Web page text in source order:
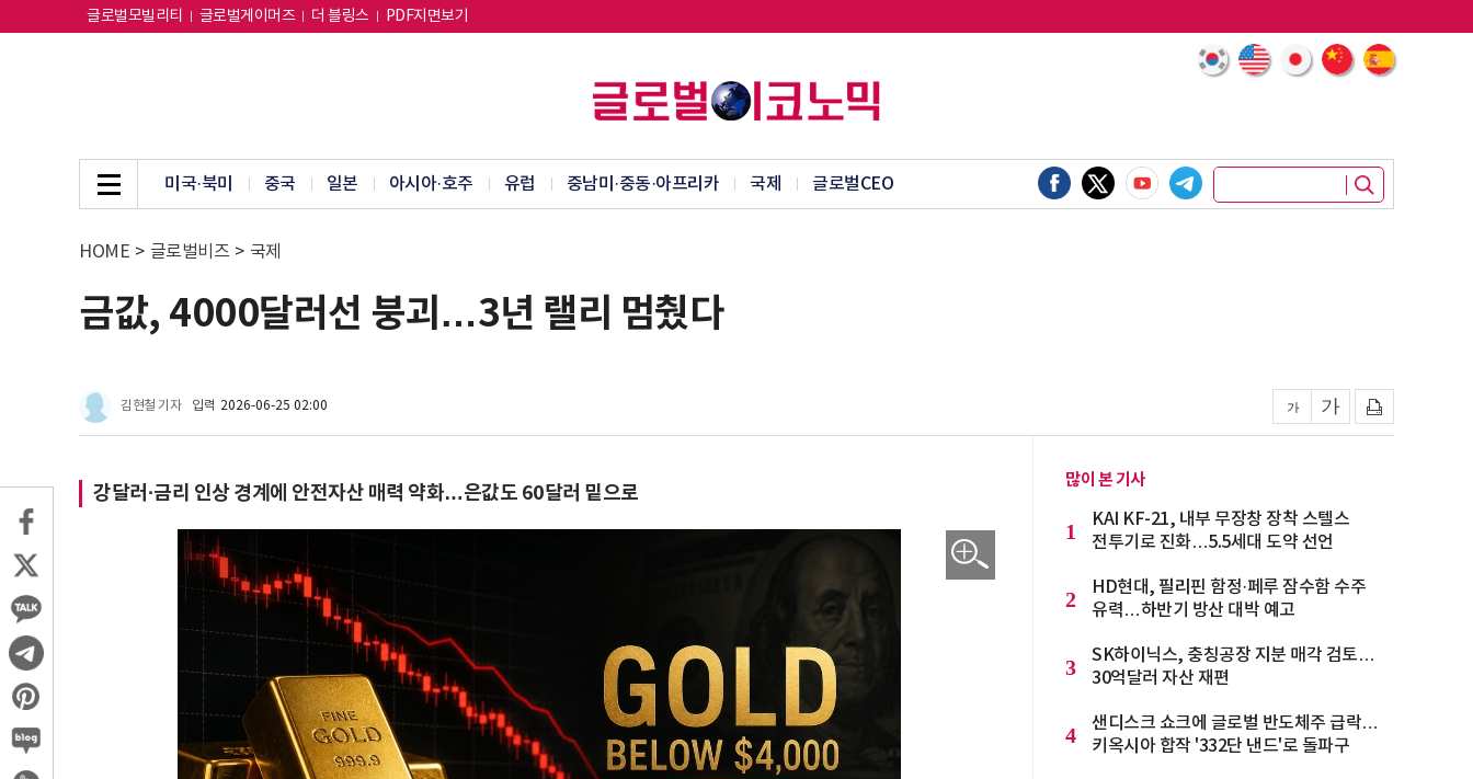
글로벌모빌리티 글로벌게이머즈 더 블링스 PDF지면보기
미국·북미 중국 일본 아시아·호주 유럽 중남미·중동·아프리카 국제 글로벌CEO
HOME > 글로벌비즈 > 국제
금값, 4000달러선 붕괴…3년 랠리 멈췄다
김현철 기자 입력 2026-06-25 02:00
강달러·금리 인상 경계에 안전자산 매력 약화…은값도 60달러 밑으로
많이 본 기사
1
KAI KF-21, 내부 무장창 장착 스텔스
전투기로 진화…5.5세대 도약 선언
2
HD현대, 필리핀 함정·페루 잠수함 수주
유력…하반기 방산 대박 예고
3
SK하이닉스, 충칭공장 지분 매각 검토…
30억달러 자산 재편
4
샌디스크 쇼크에 글로벌 반도체주 급락…
키옥시아 합작 '332단 낸드'로 돌파구